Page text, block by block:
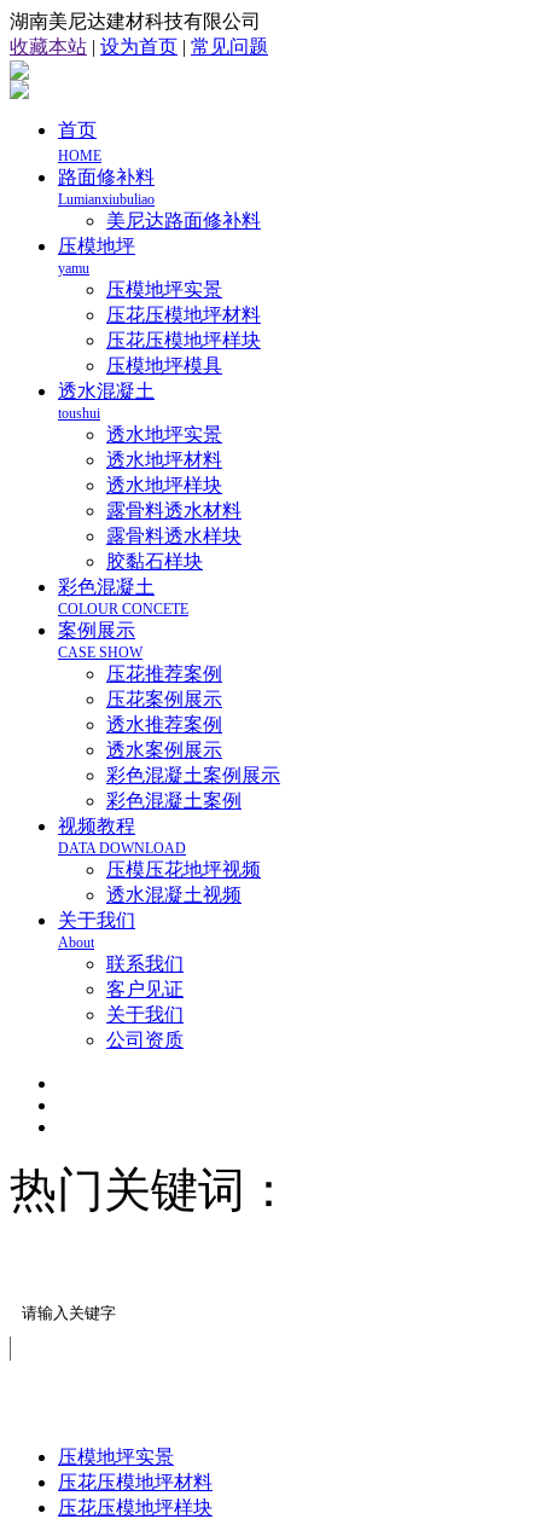
湖南美尼达建材科技有限公司
收藏本站 | 设为首页 | 常见问题
首页
HOME
路面修补料
Lumianxiubuliao
美尼达路面修补料
压模地坪
yamu
压模地坪实景
压花压模地坪材料
压花压模地坪样块
压模地坪模具
透水混凝土
toushui
透水地坪实景
透水地坪材料
透水地坪样块
露骨料透水材料
露骨料透水样块
胶黏石样块
彩色混凝土
COLOUR CONCETE
案例展示
CASE SHOW
压花推荐案例
压花案例展示
透水推荐案例
透水案例展示
彩色混凝土案例展示
彩色混凝土案例
视频教程
DATA DOWNLOAD
压模压花地坪视频
透水混凝土视频
关于我们
About
联系我们
客户见证
关于我们
公司资质
热门关键词：
压模地坪实景
压花压模地坪材料
压花压模地坪样块